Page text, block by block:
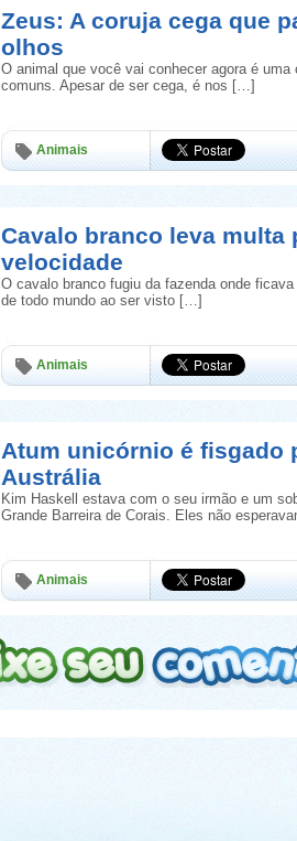
Zeus: A coruja cega que
olhos
O animal que você vai conhecer agora é uma
comuns. Apesar de ser cega, é nos […]
Animais
Cavalo branco leva multa
velocidade
O cavalo branco fugiu da fazenda onde
de todo mundo ao ser visto […]
Animais
Atum unicórnio é fisgado
Austrália
Kim Haskell estava com o seu irmão e um
Grande Barreira de Corais. Eles não
Animais